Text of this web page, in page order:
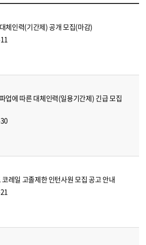
체인력(기간제) 공개 모집(마감)
업에 따른 대체인력(일용기간제) 긴급 모집
레일 고졸제한 인턴사원 모집 공고 안내